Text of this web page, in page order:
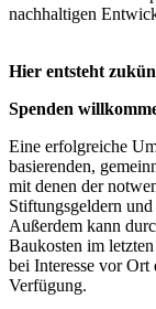
nachhaltigen
Hier entsteht
Spenden
Eine erfolgreiche
basierenden,
mit denen der
Stiftungsgeldern
Außerdem kann
Baukosten im
bei Interesse vor Ort
Verfügung.